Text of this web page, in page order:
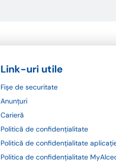
Link-uri utile
Fișe de securitate
Anunțuri
Carieră
Politică de confidențialitate
Politică de confidențialitate
Politica de confidențialitate